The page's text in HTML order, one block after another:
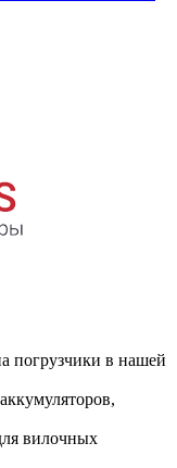
погрузчики в нашей
вилочных